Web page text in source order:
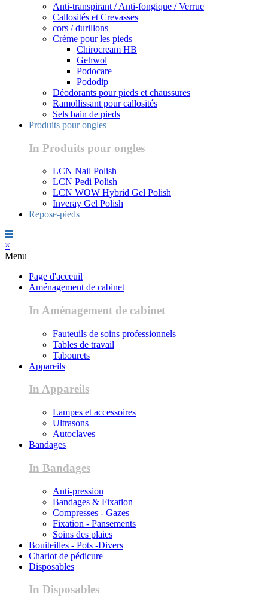
Anti-transpirant / Anti-fongique / Verrue
Callosités et Crevasses
cors / durillons
Crème pour les pieds
Chirocream HB
Gehwol
Podocare
Pododip
Déodorants pour pieds et chaussures
Ramollissant pour callosités
Sels bain de pieds
Produits pour ongles
In Produits pour ongles
LCN Nail Polish
LCN Pedi Polish
LCN WOW Hybrid Gel Polish
Inveray Gel Polish
Repose-pieds
×
Menu
Page d'acceuil
Aménagement de cabinet
In Aménagement de cabinet
Fauteuils de soins professionnels
Tables de travail
Tabourets
Appareils
In Appareils
Lampes et accessoires
Ultrasons
Autoclaves
Bandages
In Bandages
Anti-pression
Bandages & Fixation
Compresses - Gazes
Fixation - Pansements
Soins des plaies
Bouiteilles - Pots -Divers
Chariot de pédicure
Disposables
In Disposables